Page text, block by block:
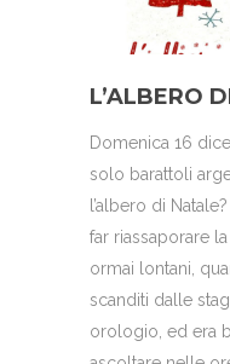
L’ALBERO
Domenica 16
solo barattoli
l’albero di
far riassaporare
ormai lontani,
scanditi dalle
orologio, ed era